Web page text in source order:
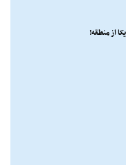
از منطقه!